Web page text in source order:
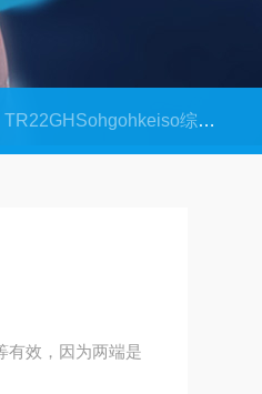
TR22GHSohgohkeiso综合计装压缩型传感器
有效，因为两端是